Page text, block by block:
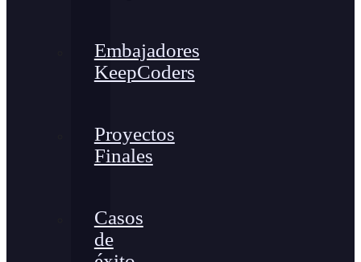
Embajadores
KeepCoders
Proyectos
Finales
Casos
de